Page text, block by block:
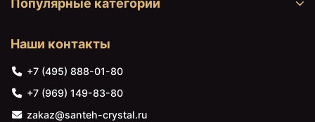
Популярные категории
Наши контакты
+7 (495) 888-01-80
+7 (969) 149-83-80
zakaz@santeh-crystal.ru